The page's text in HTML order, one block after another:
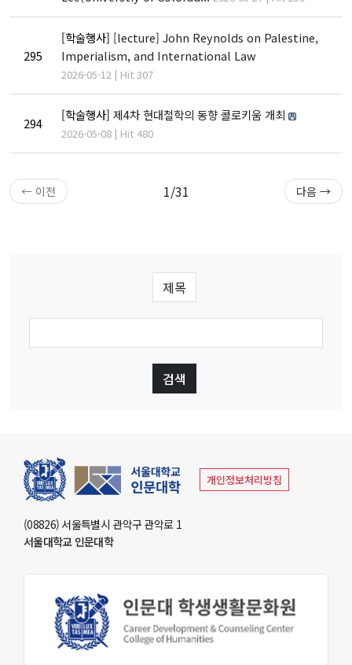
295
[학술행사] [lecture] John Reynolds on Palestine,
Imperialism, and International Law
2026-05-12 | Hit 307
294
[학술행사] 제4차 현대철학의 동향 콜로키움 개최
2026-05-08 | Hit 480
← 이전 1/31 다음 →
개인정보처리방침
(08826) 서울특별시 관악구 관악로 1
서울대학교 인문대학
노어노문학과
서어서문학과
언어학과
전공)
고고미술사학과
종교학과
아시아언어문명학부
협동과정
협동과정 서양고전학전공
협동과정 인지과학전공
협동과정 기록학전공
협동과정 공연예술학전공
부속기관
러시아연구소
종교문제연구소
예술문화연구소
언어연구소
문화유산연구소
역사연구소
인지과학연구소
연구소
라틴아메리카연구소
미국학연구소
철학사상연구소
국제화지원센터
교육지원센터